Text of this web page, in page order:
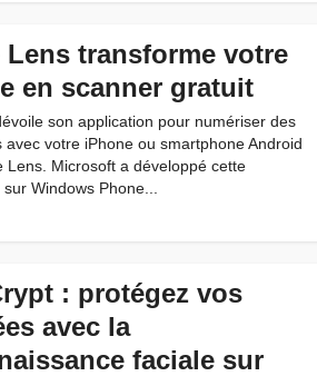
Lens transforme votre
en scanner gratuit
son application pour numériser des
avec votre iPhone ou smartphone Android
Lens. Microsoft a développé cette
Windows Phone...
: protégez vos
avec la
faciale sur